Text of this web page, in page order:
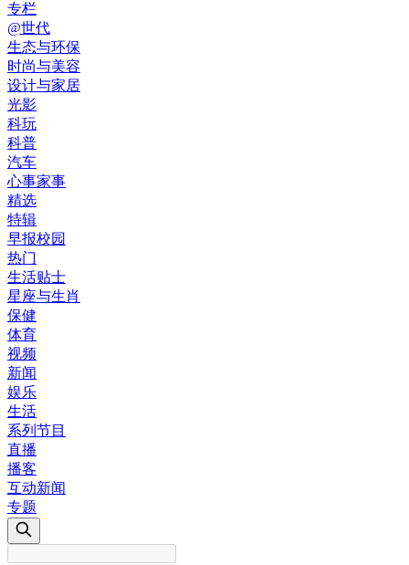
专栏
@世代
生态与环保
时尚与美容
设计与家居
光影
科玩
科普
汽车
心事家事
精选
特辑
早报校园
热门
生活贴士
星座与生肖
保健
体育
视频
新闻
娱乐
生活
系列节目
直播
播客
互动新闻
专题